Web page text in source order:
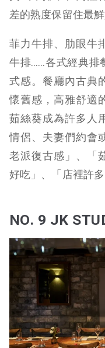
差的熟度保留住最鮮
菲力牛排、肋眼牛
牛排……各式經典排
式感。餐廳內古典
懷舊感，高雅舒適
茹絲葵成為許多人
情侶、夫妻們約會
老派復古感」、「
好吃」、「店裡許
NO. 9 JK